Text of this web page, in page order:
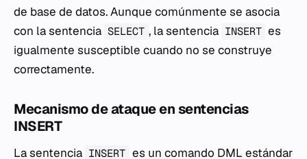
de base de datos. Aunque comúnmente se asocia
con la sentencia SELECT , la sentencia INSERT es
igualmente susceptible cuando no se construye
correctamente.
Mecanismo de ataque en sentencias
INSERT
La sentencia INSERT es un comando DML estándar